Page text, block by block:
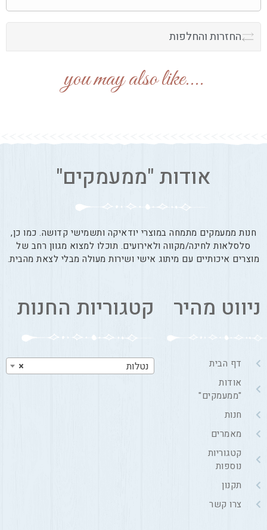
החזרות והחלפות
....you may also like
אודות "ממעמקים"
חנות ממעמקים מתמחה במוצרי יודאיקה ותשמישי קדושה. כמו כן,
סלסלאות לחינה/מקווה ולאירועים. תוכלו למצוא מגוון רחב של
מוצרים איכותיים עם מיתוג אישי ושירות מעולה מבלי לצאת מהבית.
ניווט מהיר
דף הבית
אודות
"ממעמקים"
חנות
מאמרים
קטגוריות
נוספות
תקנון
צרו קשר
קטגוריות החנות
× נטלות